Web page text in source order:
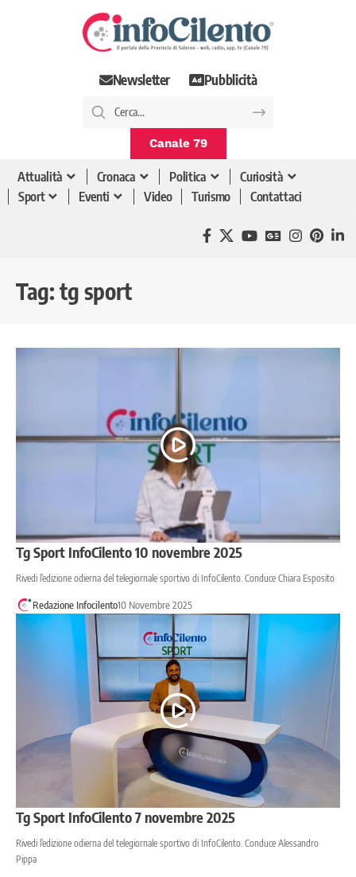
Newsletter Pubblicità
Canale 79
Attualità Cronaca Politica
Curiosità
Sport
Eventi Video Turismo Contattaci
Tag: tg sport
Tg Sport InfoCilento 10 novembre 2025
Rivedi l’edizione odierna del telegiornale sportivo di InfoCilento. Conduce Chiara Esposito
Redazione Infocilento10 Novembre 2025
Tg Sport InfoCilento 7 novembre 2025
Rivedi l’edizione odierna del telegiornale sportivo di InfoCilento. Conduce Alessandro
Pippa